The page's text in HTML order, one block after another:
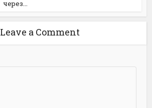
через...
Leave a Comment